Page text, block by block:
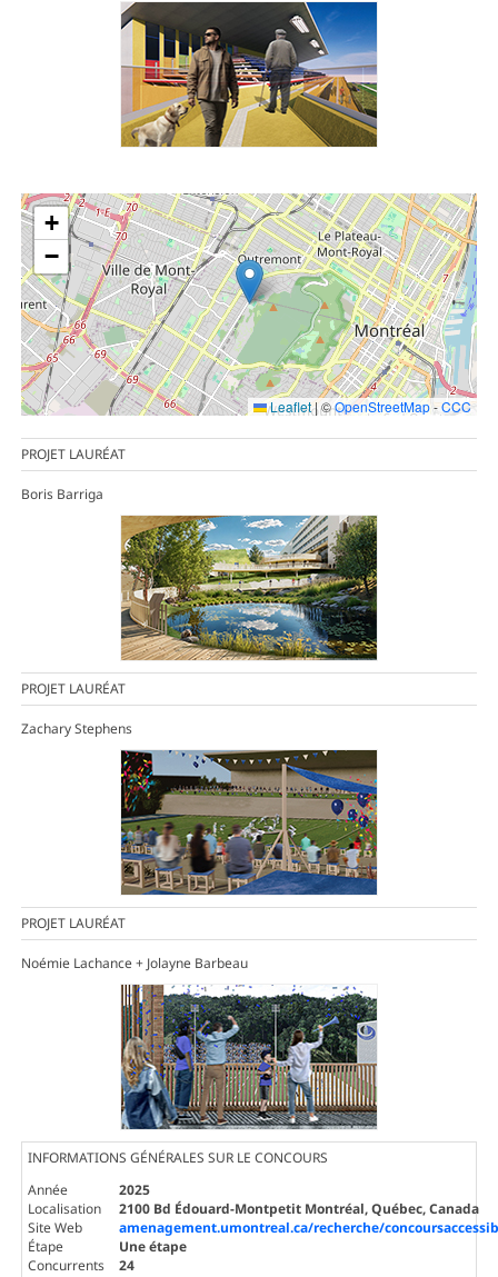
+
−
Leaflet|©OpenStreetMap-CCC
PROJET LAURÉAT
Boris Barriga
PROJET LAURÉAT
Zachary Stephens
PROJET LAURÉAT
Noémie Lachance + Jolayne Barbeau
INFORMATIONS GÉNÉRALES SUR LE CONCOURS
Année
2025
Localisation
2100 Bd Édouard-Montpetit Montréal, Québec, Canada
Site Web
amenagement.umontreal.ca/recherche/
Étape
Une étape
Concurrents
24